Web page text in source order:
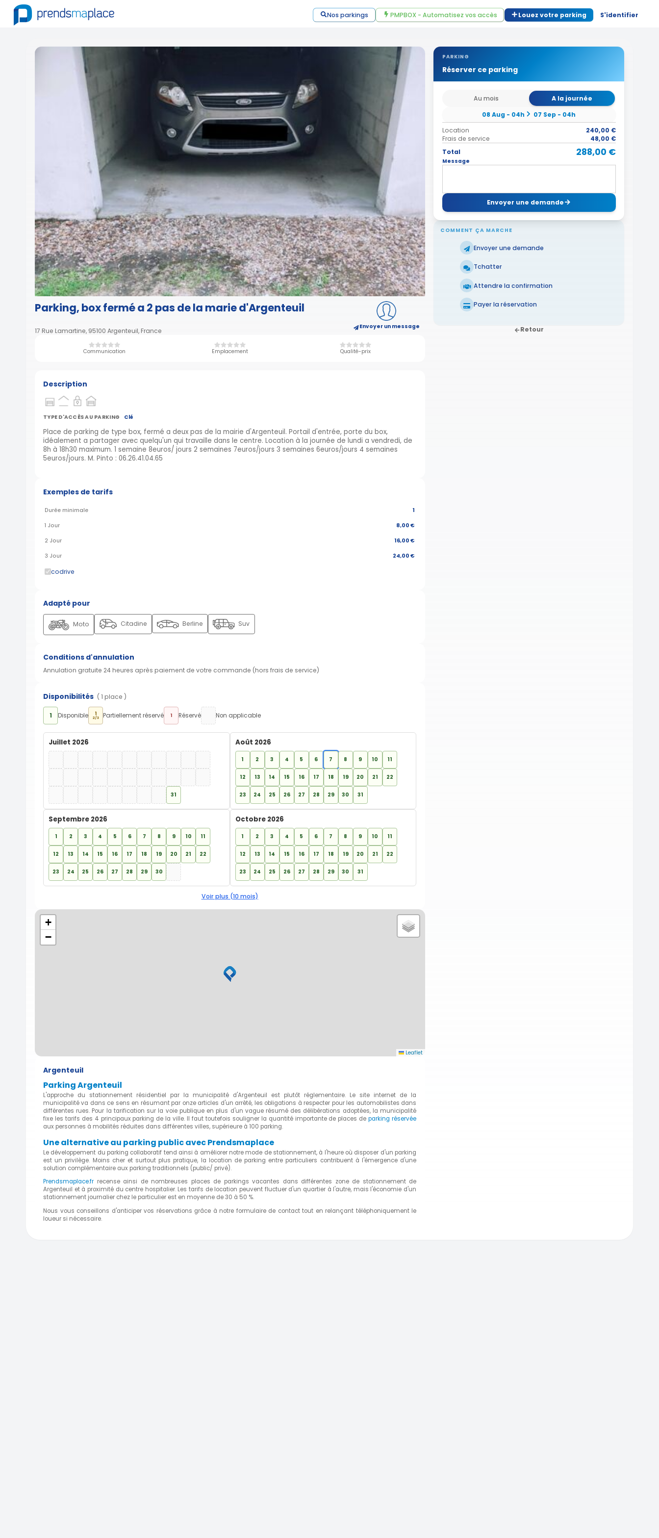
Nos parkings PMPBOX - Automatisez vos accès Louez votre parking S'identifier
Parking, box fermé a 2 pas de la marie d'Argenteuil
17 Rue Lamartine, 95100 Argenteuil, France Envoyer un message
Communication Emplacement Qualité-prix
PARKING
Réserver ce parking
Au mois
A la journée
08 Aug - 04h
07 Sep - 04h
Location
240,00 €
Frais de service
48,00 €
Total
288,00 €
Message
Envoyer une demande
COMMENT ÇA MARCHE
Envoyer une demande
Tchatter
Attendre la confirmation
Payer la réservation
Retour
Description
TYPE D'ACCÈS AU PARKING Clé
Place de parking de type box, fermé a deux pas de la mairie d'Argenteuil. Portail d'entrée, porte du box,
idéalement a partager avec quelqu'un qui travaille dans le centre. Location à la journée de lundi a vendredi, de
8h à 18h30 maximum. 1 semaine 8euros/ jours 2 semaines 7euros/jours 3 semaines 6euros/jours 4 semaines
5euros/jours. M. Pinto : 06.26.41.04.65
Exemples de tarifs
Durée minimale 1
1 Jour 8,00 €
2 Jour 16,00 €
3 Jour 24,00 €
codrive
Adapté pour
Moto Citadine Berline Suv
Conditions d'annulation
Annulation gratuite 24 heures après paiement de votre commande (hors frais de service)
Disponibilités ( 1 place )
1 Disponible 1
2/3 Partiellement réservé 1 Réservé Non applicable
Juillet 2026
31
Août 2026
1 2 3 4 5 6 7 8 9 10 11
12 13 14 15 16 17 18 19 20 21 22
23 24 25 26 27 28 29 30 31
Septembre 2026
1 2 3 4 5 6 7 8 9 10 11
12 13 14 15 16 17 18 19 20 21 22
23 24 25 26 27 28 29 30
Octobre 2026
1 2 3 4 5 6 7 8 9 10 11
12 13 14 15 16 17 18 19 20 21 22
23 24 25 26 27 28 29 30 31
Voir plus (10 mois)
+
−
Leaflet
Argenteuil
Parking Argenteuil
L'approche du stationnement résidentiel par la municipalité d'Argenteuil est plutôt réglementaire. Le site internet de la
municipalité va dans ce sens en résumant par onze articles d'un arrêté, les obligations à respecter pour les automobilistes dans
différentes rues. Pour la tarification sur la voie publique en plus d'un vague résumé des délibérations adoptées, la municipalité
fixe les tarifs des 4 principaux parking de la ville. Il faut toutefois souligner la quantité importante de places deparking réservée
aux personnes à mobilités réduites dans différentes villes, supérieure à 100 parking.
Une alternative au parking public avec Prendsmaplace
Le développement du parking collaboratif tend ainsi à améliorer notre mode de stationnement, à l'heure où disposer d'un parking
est un privilège. Moins cher et surtout plus pratique, la location de parking entre particuliers contribuent à l'émergence d'une
solution complémentaire aux parking traditionnels (public/ privé).
Prendsmaplace.fr recense ainsi de nombreuses places de parkings vacantes dans différentes zone de stationnement de
Argenteuil et à proximité du centre hospitalier. Les tarifs de location peuvent fluctuer d'un quartier à l'autre, mais l'économie d'un
stationnement journalier chez le particulier est en moyenne de 30 à 50 %.
Nous vous conseillons d'anticiper vos réservations grâce à notre formulaire de contact tout en relançant téléphoniquement le
loueur si nécessaire.